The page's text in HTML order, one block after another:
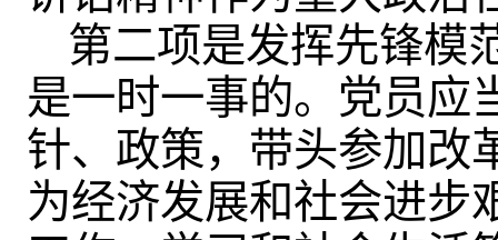
第二项是发挥先锋模
是一时一事的。党员应
针、政策，带头参加改
为经济发展和社会进步